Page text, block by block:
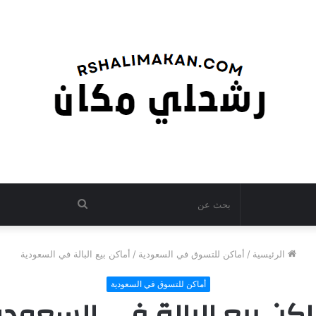
بحث
الرئيسية / أماكن للتسوق في السعودية / أماكن بيع البالة في السعودية
أماكن للتسوق في السعودية